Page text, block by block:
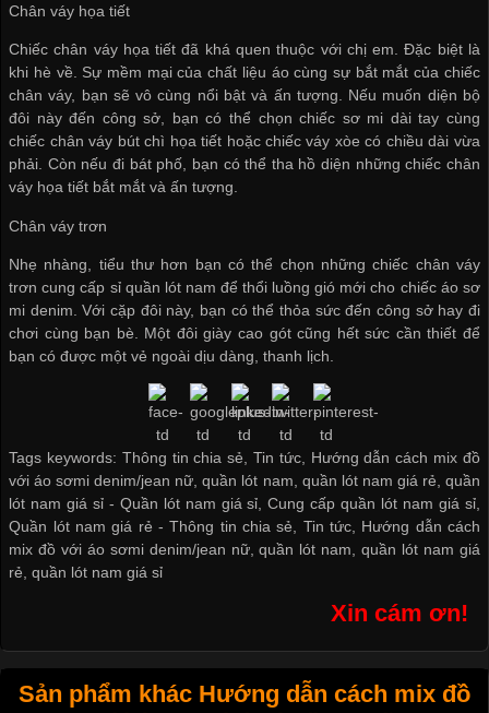
Chân váy họa tiết
Chiếc chân váy họa tiết đã khá quen thuộc với chị em. Đặc biệt là
khi hè về. Sự mềm mại của chất liệu áo cùng sự bắt mắt của chiếc
chân váy, bạn sẽ vô cùng nổi bật và ấn tượng. Nếu muốn diện bộ
đôi này đến công sở, bạn có thể chọn chiếc sơ mi dài tay cùng
chiếc chân váy bút chì họa tiết hoặc chiếc váy xòe có chiều dài vừa
phải. Còn nếu đi bát phố, bạn có thể tha hồ diện những chiếc chân
váy họa tiết bắt mắt và ấn tượng.
Chân váy trơn
Nhẹ nhàng, tiểu thư hơn bạn có thể chọn những chiếc chân váy
trơncung cấp sỉ quần lót nam để thổi luồng gió mới cho chiếc áo sơ
mi denim. Với cặp đôi này, bạn có thể thỏa sức đến công sở hay đi
chơi cùng bạn bè. Một đôi giày cao gót cũng hết sức cần thiết để
bạn có được một vẻ ngoài dịu dàng, thanh lịch.
Tags keywords: Thông tin chia sẻ, Tin tức, Hướng dẫn cách mix đồ
với áo sơmi denim/jean nữ, quần lót nam, quần lót nam giá rẻ, quần
lót nam giá sỉ - Quần lót nam giá sỉ,Cung cấp quần lót nam giá sỉ,
Quần lót nam giá rẻ -Thông tin chia sẻ, Tin tức, Hướng dẫn cách
mix đồ với áo sơmi denim/jean nữ,quần lót nam,quần lót nam giá
rẻ,quần lót nam giá sỉ
Xin cám ơn!
Sản phẩm khác Hướng dẫn cách mix đồ